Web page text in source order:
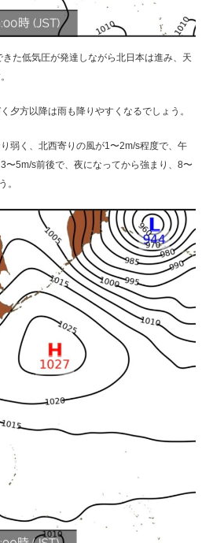
た低気圧が発達しながら北日本は進み、天
夕方以降は雨も降りやすくなるでしょう。
弱く、北西寄りの風が1〜2m/s程度で、午
〜5m/s前後で、夜になってから強まり、8〜
。